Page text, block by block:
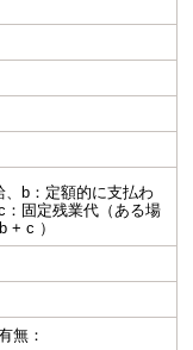
b：定額的に支払わ
：固定残業代（ある場
+ c ）
無：